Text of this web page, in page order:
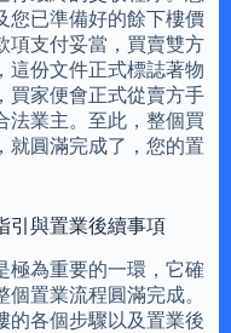
您已準備好的餘下樓價
項支付妥當，買賣雙方
這份文件正式標誌著物
買家便會正式從賣方手
法業主。至此，整個買
就圓滿完成了，您的置
引與置業後續事項
極為重要的一環，它確
置業流程圓滿完成。
的各個步驟以及置業後